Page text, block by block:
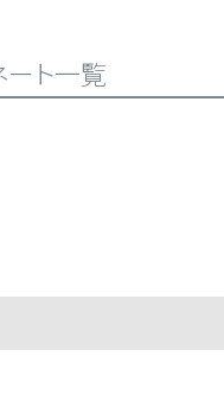
ート一覧